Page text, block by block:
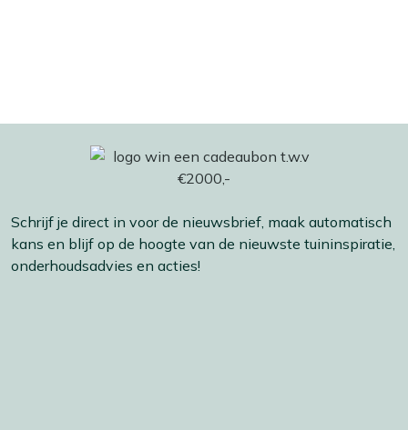
Schrijf je direct in voor de nieuwsbrief, maak automatisch
kans en blijf op de hoogte van de nieuwste tuininspiratie,
onderhoudsadvies en acties!